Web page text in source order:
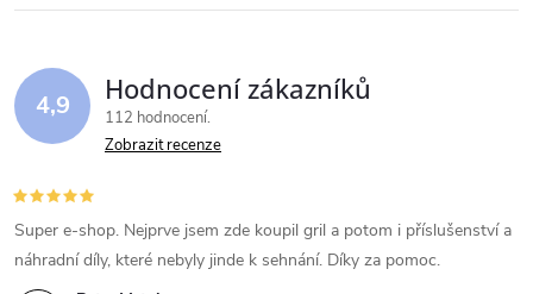
4,9 Hodnocení zákazníků
112 hodnocení
Zobrazit recenze
Super e-shop. Nejprve jsem zde koupil gril a potom i příslušenství a
náhradní díly, které nebyly jinde k sehnání. Díky za pomoc.